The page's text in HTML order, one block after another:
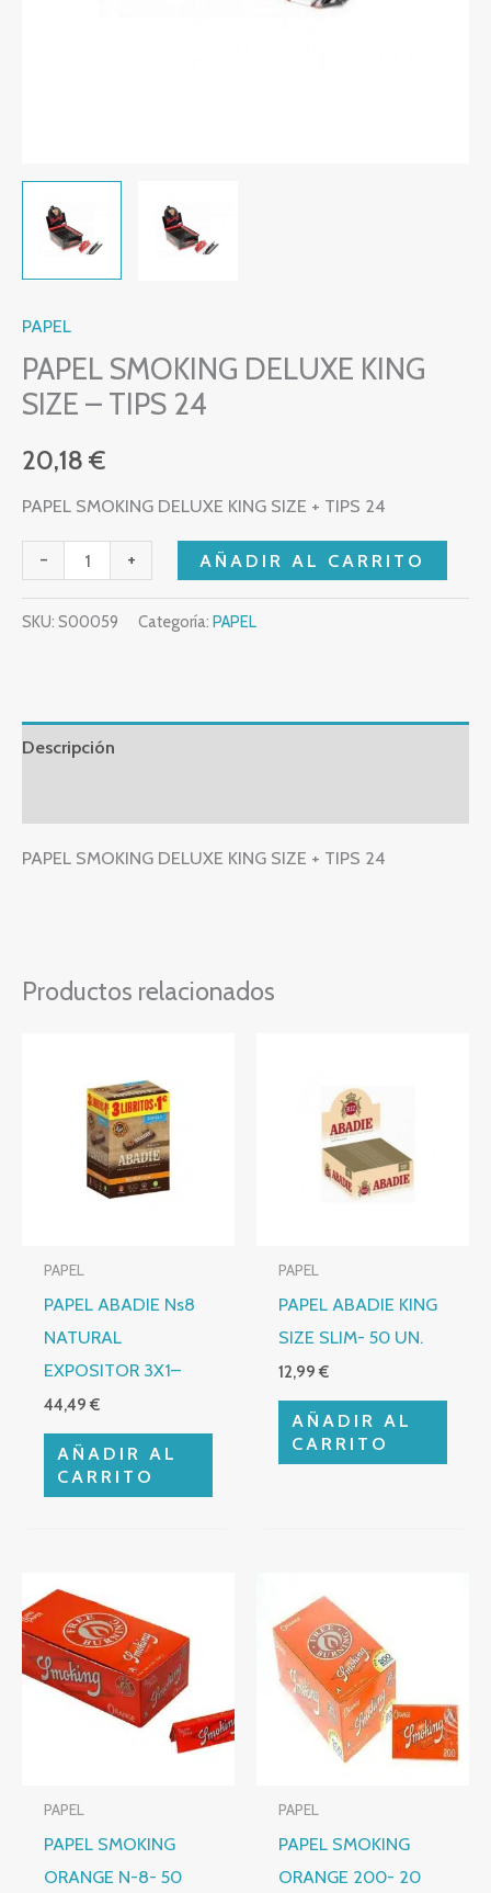
PAPEL
PAPEL SMOKING DELUXE KING
SIZE – TIPS 24
20,18 €
PAPEL SMOKING DELUXE KING SIZE + TIPS 24
- + AÑADIR AL CARRITO
SKU: S00059 Categoría: PAPEL
Descripción
PAPEL SMOKING DELUXE KING SIZE + TIPS 24
Productos relacionados
PAPEL
PAPEL ABADIE Ns8
NATURAL
EXPOSITOR 3X1–
44,49€
AÑADIR AL
CARRITO
PAPEL
PAPEL ABADIE KING
SIZE SLIM- 50 UN.
12,99€
AÑADIR AL
CARRITO
PAPEL
PAPEL SMOKING
ORANGE N-8- 50
PAPEL
PAPEL SMOKING
ORANGE 200- 20